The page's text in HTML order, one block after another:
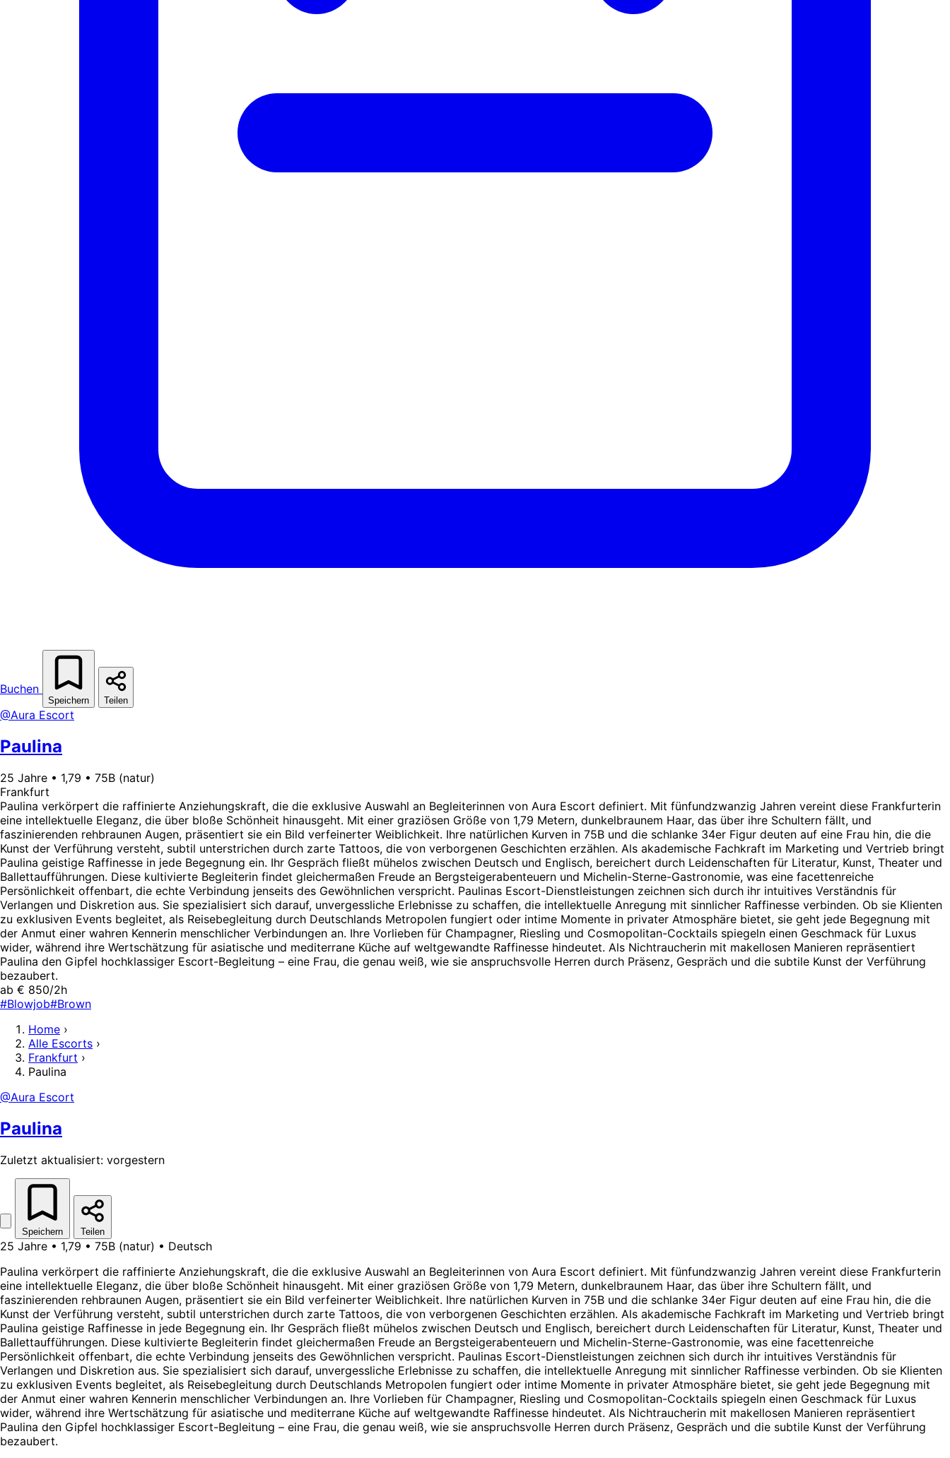
Buchen
Speichern Teilen
@Aura Escort
Paulina
25 Jahre • 1,79 • 75B (natur)
Frankfurt
Paulina verkörpert die raffinierte Anziehungskraft, die die exklusive Auswahl an Begleiterinnen von Aura Escort definiert. Mit fünfundzwanzig Jahren vereint diese Frankfurterin
eine intellektuelle Eleganz, die über bloße Schönheit hinausgeht. Mit einer graziösen Größe von 1,79 Metern, dunkelbraunem Haar, das über ihre Schultern fällt, und
faszinierenden rehbraunen Augen, präsentiert sie ein Bild verfeinerter Weiblichkeit. Ihre natürlichen Kurven in 75B und die schlanke 34er Figur deuten auf eine Frau hin, die die
Kunst der Verführung versteht, subtil unterstrichen durch zarte Tattoos, die von verborgenen Geschichten erzählen. Als akademische Fachkraft im Marketing und Vertrieb bringt
Paulina geistige Raffinesse in jede Begegnung ein. Ihr Gespräch fließt mühelos zwischen Deutsch und Englisch, bereichert durch Leidenschaften für Literatur, Kunst, Theater und
Ballettaufführungen. Diese kultivierte Begleiterin findet gleichermaßen Freude an Bergsteigerabenteuern und Michelin-Sterne-Gastronomie, was eine facettenreiche
Persönlichkeit offenbart, die echte Verbindung jenseits des Gewöhnlichen verspricht. Paulinas Escort-Dienstleistungen zeichnen sich durch ihr intuitives Verständnis für
Verlangen und Diskretion aus. Sie spezialisiert sich darauf, unvergessliche Erlebnisse zu schaffen, die intellektuelle Anregung mit sinnlicher Raffinesse verbinden. Ob sie Klienten
zu exklusiven Events begleitet, als Reisebegleitung durch Deutschlands Metropolen fungiert oder intime Momente in privater Atmosphäre bietet, sie geht jede Begegnung mit
der Anmut einer wahren Kennerin menschlicher Verbindungen an. Ihre Vorlieben für Champagner, Riesling und Cosmopolitan-Cocktails spiegeln einen Geschmack für Luxus
wider, während ihre Wertschätzung für asiatische und mediterrane Küche auf weltgewandte Raffinesse hindeutet. Als Nichtraucherin mit makellosen Manieren repräsentiert
Paulina den Gipfel hochklassiger Escort-Begleitung – eine Frau, die genau weiß, wie sie anspruchsvolle Herren durch Präsenz, Gespräch und die subtile Kunst der Verführung
bezaubert.
ab € 850/2h
#Blowjob#Brown
Home ›
Alle Escorts ›
Frankfurt ›
Paulina
@Aura Escort
Paulina
Zuletzt aktualisiert: vorgestern
Speichern Teilen
25 Jahre • 1,79 • 75B (natur) • Deutsch
Paulina verkörpert die raffinierte Anziehungskraft, die die exklusive Auswahl an Begleiterinnen von Aura Escort definiert. Mit fünfundzwanzig Jahren vereint diese Frankfurterin
eine intellektuelle Eleganz, die über bloße Schönheit hinausgeht. Mit einer graziösen Größe von 1,79 Metern, dunkelbraunem Haar, das über ihre Schultern fällt, und
faszinierenden rehbraunen Augen, präsentiert sie ein Bild verfeinerter Weiblichkeit. Ihre natürlichen Kurven in 75B und die schlanke 34er Figur deuten auf eine Frau hin, die die
Kunst der Verführung versteht, subtil unterstrichen durch zarte Tattoos, die von verborgenen Geschichten erzählen. Als akademische Fachkraft im Marketing und Vertrieb bringt
Paulina geistige Raffinesse in jede Begegnung ein. Ihr Gespräch fließt mühelos zwischen Deutsch und Englisch, bereichert durch Leidenschaften für Literatur, Kunst, Theater und
Ballettaufführungen. Diese kultivierte Begleiterin findet gleichermaßen Freude an Bergsteigerabenteuern und Michelin-Sterne-Gastronomie, was eine facettenreiche
Persönlichkeit offenbart, die echte Verbindung jenseits des Gewöhnlichen verspricht. Paulinas Escort-Dienstleistungen zeichnen sich durch ihr intuitives Verständnis für
Verlangen und Diskretion aus. Sie spezialisiert sich darauf, unvergessliche Erlebnisse zu schaffen, die intellektuelle Anregung mit sinnlicher Raffinesse verbinden. Ob sie Klienten
zu exklusiven Events begleitet, als Reisebegleitung durch Deutschlands Metropolen fungiert oder intime Momente in privater Atmosphäre bietet, sie geht jede Begegnung mit
der Anmut einer wahren Kennerin menschlicher Verbindungen an. Ihre Vorlieben für Champagner, Riesling und Cosmopolitan-Cocktails spiegeln einen Geschmack für Luxus
wider, während ihre Wertschätzung für asiatische und mediterrane Küche auf weltgewandte Raffinesse hindeutet. Als Nichtraucherin mit makellosen Manieren repräsentiert
Paulina den Gipfel hochklassiger Escort-Begleitung – eine Frau, die genau weiß, wie sie anspruchsvolle Herren durch Präsenz, Gespräch und die subtile Kunst der Verführung
bezaubert.